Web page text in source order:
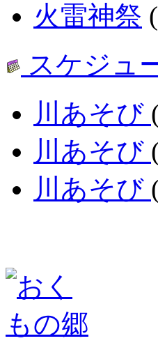
火雷神祭
スケジュ
川あそび
川あそび
川あそび